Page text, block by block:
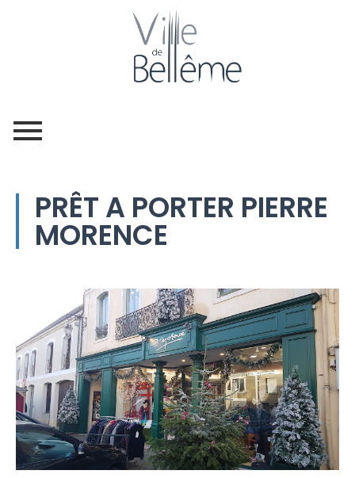
PRÊT A PORTER PIERRE
MORENCE